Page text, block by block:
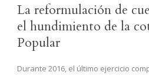
La reformulación de
el hundimiento de la
Popular
Durante 2016, el último ejercicio